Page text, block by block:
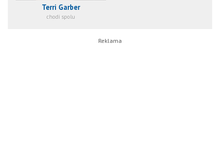
Terri Garber
chodí spolu